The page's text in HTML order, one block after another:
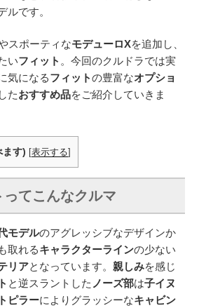
ルです。
スポーティなモデューロXを追加し、
いフィット 。今回のクルドラでは実
気になるフィットの豊富なオプショ
たおすすめ品をご紹介していきま
ます) [表示する]
てこんなクルマ
モデルのアグレッシブなデザインか
取れるキャラクターラインの少ない
リアとなっています。 親しみを感じ
と逆スラントした ノーズ部は子イヌ
ピラーによりグラッシーなキャビン